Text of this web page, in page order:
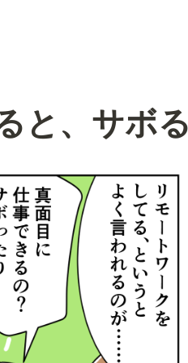
と、サボ